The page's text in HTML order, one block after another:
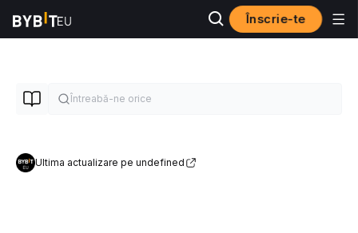
Înscrie-te
Ultima actualizare pe undefined